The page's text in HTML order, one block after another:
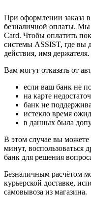
При оформлении заказа
безналичной оплаты.
Card. Чтобы оплатить
системы ASSIST, где вы
действия, имя держателя.
Вам могут отказать от
если ваш банк не
на карте
банк не
истекло время
в данных была
В этом случае вы можете
минут, воспользоваться
банк для решения
Безналичным расчётом
курьерской доставке,
самовывоза из магазина.